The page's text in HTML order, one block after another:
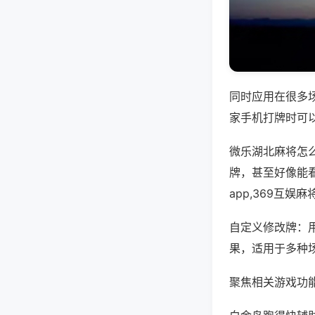
同时应用在很多
家手机打牌时可
微乐湖北麻将怎
牌，甚至好像能
app,369互娱麻
自定义修改牌：
果，适用于多种
聚焦相关游戏功